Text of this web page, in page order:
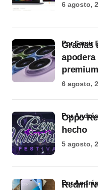
6 agosto,
Gracias
apodera
premium
por Samir
6 agosto,
Oppo
hecho
por
5 agosto,
Redmi
por